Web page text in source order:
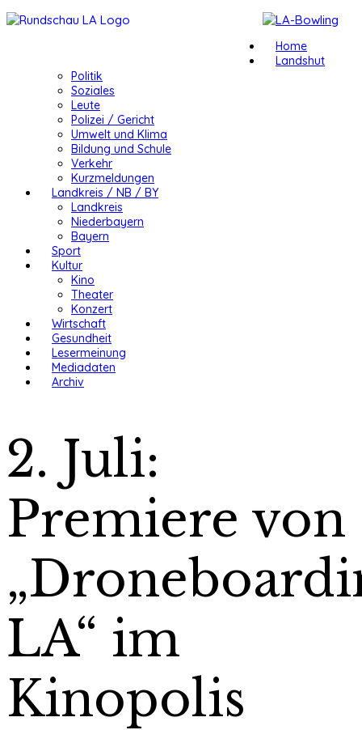
Home
Landshut
Politik
Soziales
Leute
Polizei / Gericht
Umwelt und Klima
Bildung und Schule
Verkehr
Kurzmeldungen
Landkreis / NB / BY
Landkreis
Niederbayern
Bayern
Sport
Kultur
Kino
Theater
Konzert
Wirtschaft
Gesundheit
Lesermeinung
Mediadaten
Archiv
2. Juli:
Premiere von
LA“ im
Kinopolis